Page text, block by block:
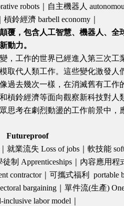
robots｜自主機器人
槓鈴經濟 barbell economy｜
覆，包含人工智慧、機器人、全
動力。
，工作的世界已經進入第三次
取代人類工作。這些變化激發人
過去幾次一樣，在消滅舊有工作
槓鈴經濟等面向觀察新科技對
思考在劇烈動盪的工作前景中，
Futureproof
就業流失 Loss of jobs｜軟技能
制 Apprenticeships｜內容應用程
contractor｜可攜式福利 portable
bargaining｜單件流(生產)
labor model｜